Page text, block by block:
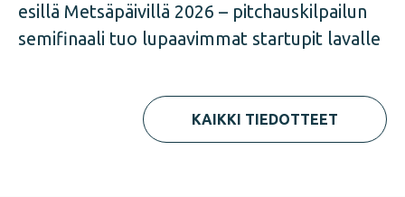
esillä Metsäpäivillä 2026 – pitchauskilpailun
semifinaali tuo lupaavimmat startupit lavalle
KAIKKI TIEDOTTEET